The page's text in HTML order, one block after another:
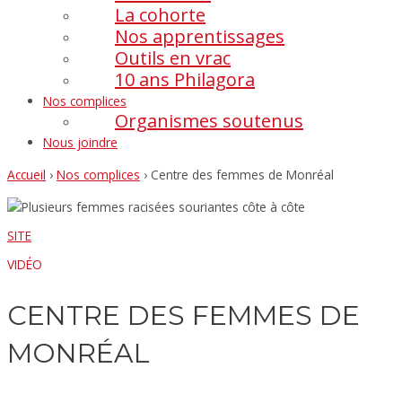
La cohorte
Nos apprentissages
Outils en vrac
10 ans Philagora
Nos complices
Organismes soutenus
Nous joindre
Accueil › Nos complices › Centre des femmes de Monréal
SITE
VIDÉO
CENTRE DES FEMMES DE
MONRÉAL